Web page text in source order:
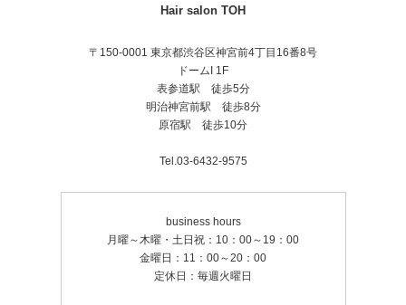
Hair salon TOH
〒150-0001 東京都渋谷区神宮前4丁目16番8号
ドームI 1F
表参道駅 徒歩5分
明治神宮前駅 徒歩8分
原宿駅 徒歩10分
Tel.03-6432-9575
business hours
月曜～木曜・土日祝：10：00～19：00
金曜日：11：00～20：00
定休日：毎週火曜日